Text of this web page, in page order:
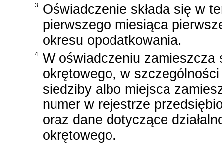
3. Oświadczenie składa się w
pierwszego miesiąca
okresu opodatkowania.
4. W oświadczeniu zamieszcza
okrętowego, w
siedziby albo miejsca
numer w rejestrze
oraz dane dotyczące
okrętowego.